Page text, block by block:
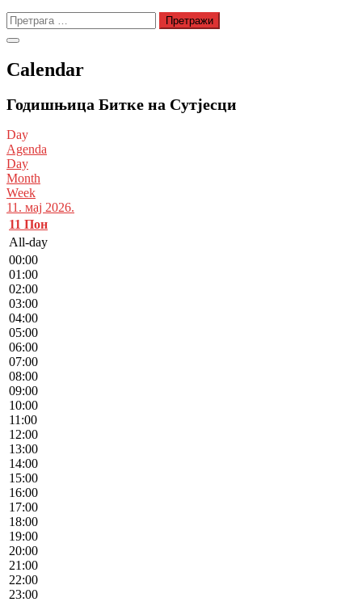
Претрага
за:
Calendar
Годишњица Битке на Сутјесци
Day
Agenda
Day
Month
Week
11. мај 2026.
11 Пон
All-day
00:00
01:00
02:00
03:00
04:00
05:00
06:00
07:00
08:00
09:00
10:00
11:00
12:00
13:00
14:00
15:00
16:00
17:00
18:00
19:00
20:00
21:00
22:00
23:00